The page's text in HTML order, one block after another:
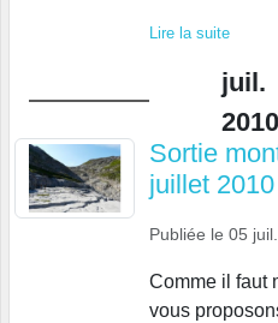
Lire la suite
juil.
2010
Sortie
juillet 2010
Publiée le 05
Comme il faut
vous